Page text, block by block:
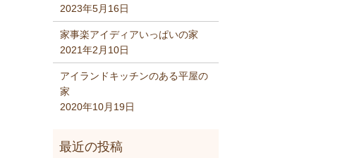
2023年5月16日
家事楽アイディアいっぱいの家
2021年2月10日
アイランドキッチンのある平屋の
家
2020年10月19日